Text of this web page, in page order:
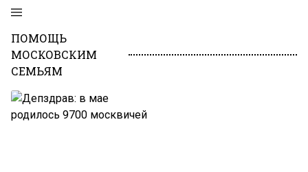
ПОМОЩЬ
МОСКОВСКИМ
СЕМЬЯМ